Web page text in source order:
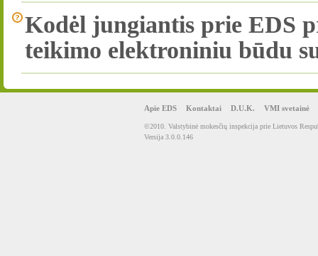
Kodėl jungiantis prie EDS
teikimo elektroniniu būdu
Apie EDS Kontaktai D.U.K. VMI svetainė
©2010. Valstybinė mokesčių inspekcija prie Lietuvos
Versija 3.0.0.146